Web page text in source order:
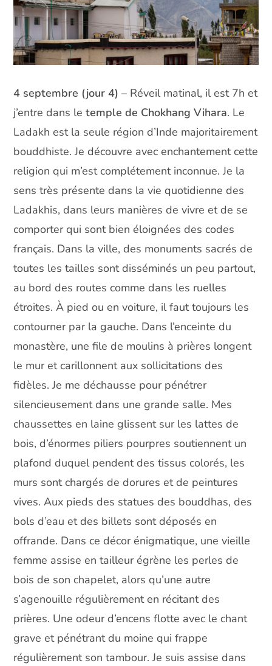
4 septembre (jour 4) – Réveil matinal, il est 7h et
j’entre dans letemple de Chokhang Vihara. Le
Ladakh est la seule région d’Inde majoritairement
bouddhiste. Je découvre avec enchantement cette
religion qui m’est complétement inconnue. Je la
sens très présente dans la vie quotidienne des
Ladakhis, dans leurs manières de vivre et de se
comporter qui sont bien éloignées des codes
français. Dans la ville, des monuments sacrés de
toutes les tailles sont disséminés un peu partout,
au bord des routes comme dans les ruelles
étroites. À pied ou en voiture, il faut toujours les
contourner par la gauche. Dans l’enceinte du
monastère, une file de moulins à prières longent
le mur et carillonnent aux sollicitations des
fidèles. Je me déchausse pour pénétrer
silencieusement dans une grande salle. Mes
chaussettes en laine glissent sur les lattes de
bois, d’énormes piliers pourpres soutiennent un
plafond duquel pendent des tissus colorés, les
murs sont chargés de dorures et de peintures
vives. Aux pieds des statues des bouddhas, des
bols d’eau et des billets sont déposés en
offrande. Dans ce décor énigmatique, une vieille
femme assise en tailleur égrène les perles de
bois de son chapelet, alors qu’une autre
s’agenouille régulièrement en récitant des
prières. Une odeur d’encens flotte avec le chant
grave et pénétrant du moine qui frappe
régulièrement son tambour. Je suis assise dans